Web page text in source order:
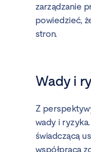
zarządzanie
powiedzieć,
stron.
Wady i
Z
wady i
świadczącą
współpraca